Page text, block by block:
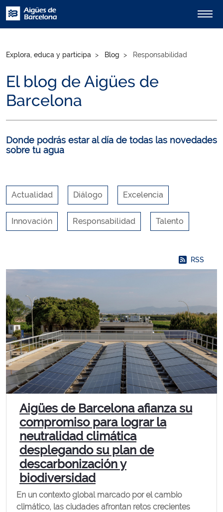
Explora, educa y participa Blog Responsabilidad
El blog de Aigües de
Barcelona
Donde podrás estar al día de todas las novedades
sobre tu agua
Actualidad Diálogo Excelencia
Innovación Responsabilidad Talento
RSS
Aigües de Barcelona afianza su
compromiso para lograr la
neutralidad climática
desplegando su plan de
descarbonización y
biodiversidad
En un contexto global marcado por el cambio
climático, las ciudades afrontan retos crecientes